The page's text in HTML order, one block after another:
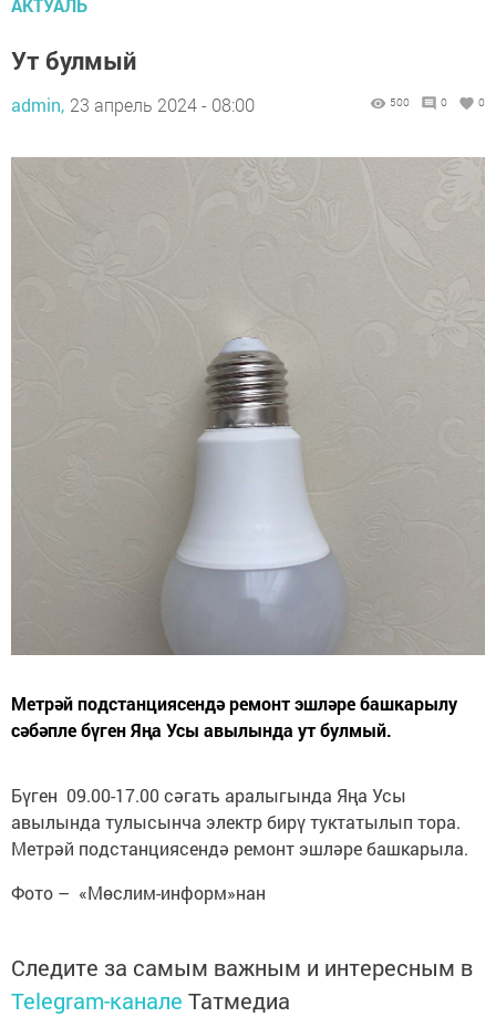
АКТУАЛЬ
Ут булмый
admin, 23 апрель 2024 - 08:00 500 0 0
Метрәй подстанциясендә ремонт эшләре башкарылу
сәбәпле бүген Яңа Усы авылында ут булмый.
Бүген 09.00-17.00 сәгать аралыгында Яңа Усы
авылында тулысынча электр бирү туктатылып тора.
Метрәй подстанциясендә ремонт эшләре башкарыла.
Фото – «Мөслим-информ»нан
Следите за самым важным и интересным в
Telegram-канале Татмедиа